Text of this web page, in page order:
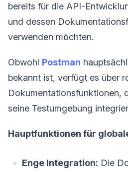
bereits für die API-
und dessen
verwenden möchten.
Obwohl Postman
bekannt ist, verfügt es über
Dokumentationsfunktionen,
seine Testumgebung
Hauptfunktionen für
Enge Integration: Die